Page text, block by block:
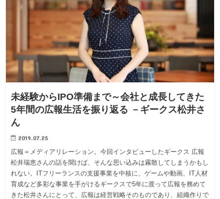
未経験からIPO準備まで～会社と成長してきた
5年間の広報生活を振り返る －ギークス松井さ
ん
2019.07.25
広報＝メディアリレーション。今回インタビューしたギークス 広報
松井瑞恵さんの話を聞けば、そんな思い込みは霧散してしまうかもし
れない。ITフリーランスの支援事業を中核に、ゲームや動画、IT人材
育成など多彩な事業を手がけるギークスで5年に渡って広報を務めて
きた松井さんにとって、広報は経営戦略そのものであり、組織作りで